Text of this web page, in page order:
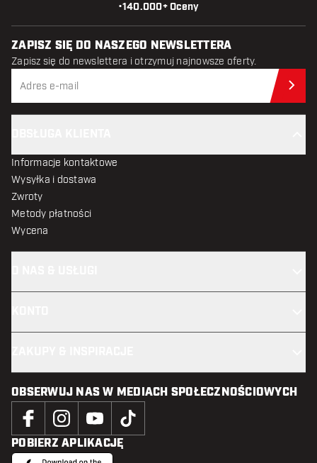
•140.000+ Oceny
ZAPISZ SIĘ DO NASZEGO NEWSLETTERA
Zapisz się do newslettera i otrzymuj najnowsze oferty.
Informacje kontaktowe
Wysyłka i dostawa
Zwroty
Metody płatności
Wycena
OBSERWUJ NAS W MEDIACH SPOŁECZNOŚCIOWYCH
POBIERZ APLIKACJĘ